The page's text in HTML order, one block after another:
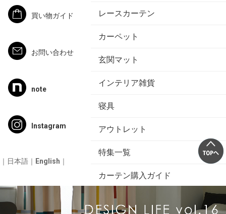
買い物ガイド
お問い合わせ
note
Instagram
｜ 日本語 ｜ English ｜
レースカーテン
カーペット
玄関マット
インテリア雑貨
寝具
アウトレット
特集一覧
カーテン購入ガイド